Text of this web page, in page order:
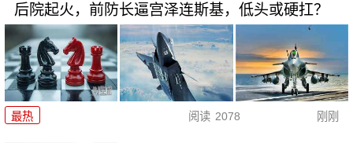
后院起火，前防长逼宫泽连斯基，低头或硬扛？
最热 阅读 2078 刚刚